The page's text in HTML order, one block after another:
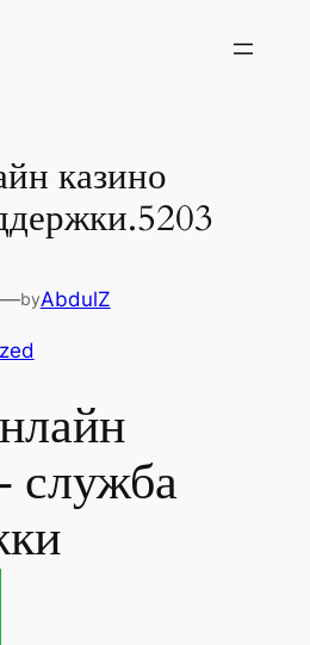
казино
—byAbdulZ
служба